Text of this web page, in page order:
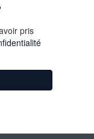
pris